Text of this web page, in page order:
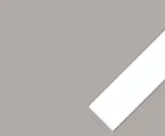
各種ブランドのカードをご利
【Paidy（後払い/コンビニ払い
お支払後の在庫確保となりま
なお、お支払口座は、注文確
振込手数料はお客様負担となり